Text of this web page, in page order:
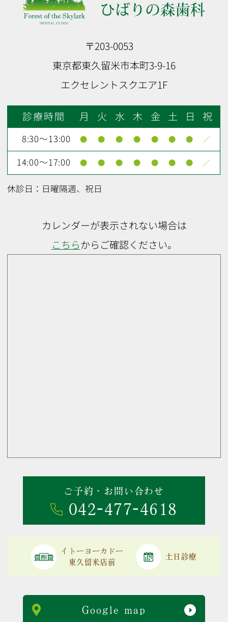
〒203-0053
東京都東久留米市本町3-9-16
エクセレントスクエア1F
診療時間 月 火 水 木 金 土 日 祝
8:30～13:00 ● ● ● ● ● ● ● ／
14:00～17:00 ● ● ● ● ● ● ● ／
休診日：日曜隔週、祝日
カレンダーが表示されない場合は
こちらからご確認ください。
ご予約・お問い合わせ
042-477-4618
イトーヨーカドー
東久留米店前
土日診療
Google map